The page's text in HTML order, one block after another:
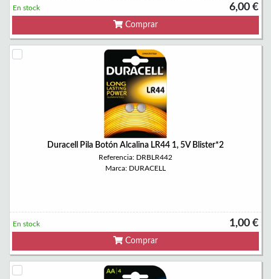
6,00 €
En stock
Comprar
Duracell Pila Botón Alcalina LR44 1, 5V Blister*2
Referencia: DRBLR442
Marca: DURACELL
1,00 €
En stock
Comprar